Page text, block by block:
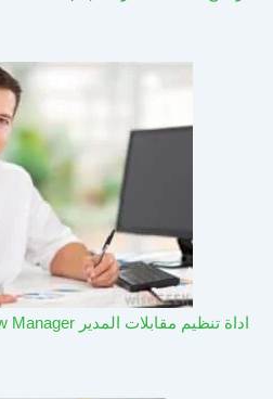
اداة تنظيم مقابلات المدير Interview Manager